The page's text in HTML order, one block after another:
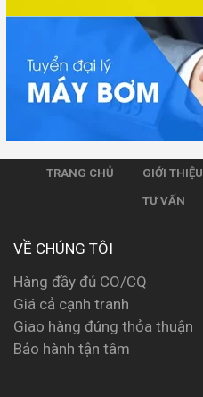
TRANG CHỦ GIỚI THIỆU
TƯ VẤN
VỀ CHÚNG TÔI
Hàng đầy đủ CO/CQ
Giá cả cạnh tranh
Giao hàng đúng thỏa thuận
Bảo hành tận tâm